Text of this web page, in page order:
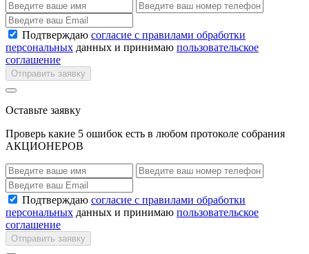
Подтверждаю согласие с правилами обработки
персональных данных и принимаю пользовательское
соглашение
Отправить заявку
Оставьте заявку
Проверь какие 5 ошибок есть в любом протоколе собрания
АКЦИОНЕРОВ
Подтверждаю согласие с правилами обработки
персональных данных и принимаю пользовательское
соглашение
Отправить заявку